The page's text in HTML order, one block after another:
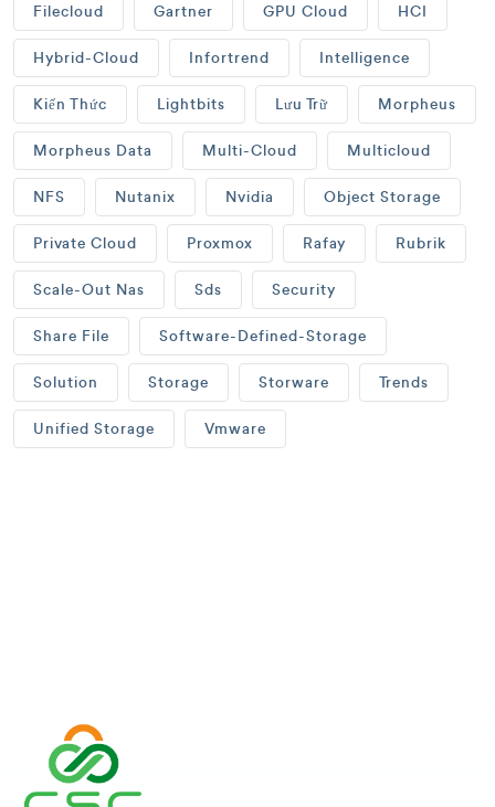
Filecloud Gartner GPU Cloud HCI
Hybrid-Cloud Infortrend Intelligence
Kiến Thức Lightbits Lưu Trữ Morpheus
Morpheus Data Multi-Cloud Multicloud
NFS Nutanix Nvidia Object Storage
Private Cloud Proxmox Rafay Rubrik
Scale-Out Nas Sds Security
Share File Software-Defined-Storage
Solution Storage Storware Trends
Unified Storage Vmware